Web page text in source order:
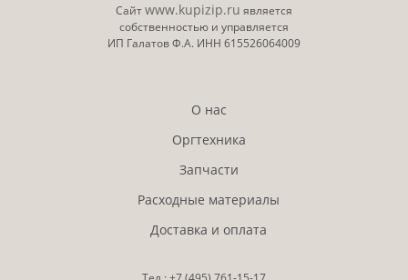
Сайтwww.kupizip.ru является
собственностью и управляется
ИП Галатов Ф.А. ИНН 615526064009
О нас
Оргтехника
Запчасти
Расходные материалы
Доставка и оплата